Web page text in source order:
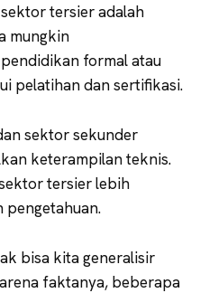
tersier adalah
mungkin
formal atau
pelatihan dan sertifikasi.
sektor sekunder
keterampilan teknis.
tersier lebih
pengetahuan.
bisa kita generalisir
faktanya, beberapa